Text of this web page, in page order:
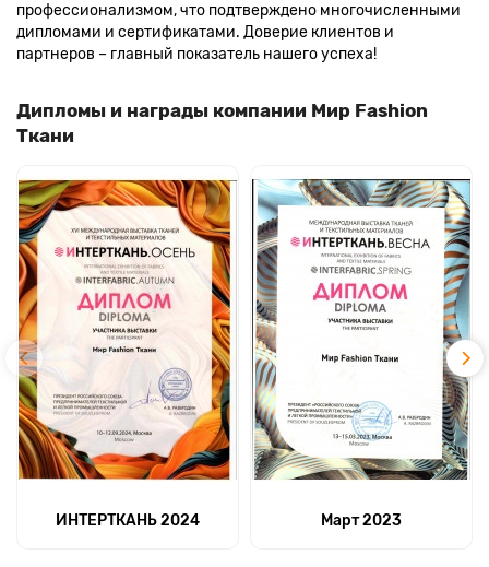
профессионализмом, что подтверждено многочисленными
дипломами и сертификатами. Доверие клиентов и
партнеров – главный показатель нашего успеха!
Дипломы и награды компании Мир Fashion
Ткани
ИНТЕРТКАНЬ 2024 Март 2023